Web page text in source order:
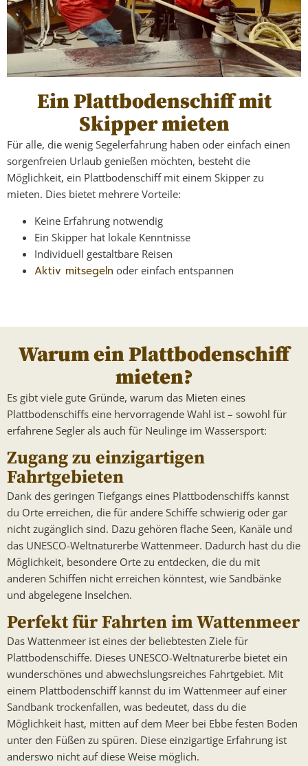
Ein Plattbodenschiff mit
Skipper mieten
Für alle, die wenig Segelerfahrung haben oder einfach einen
sorgenfreien Urlaub genießen möchten, besteht die
Möglichkeit, ein Plattbodenschiff mit einem Skipper zu
mieten. Dies bietet mehrere Vorteile:
Keine Erfahrung notwendig
Ein Skipper hat lokale Kenntnisse
Individuell gestaltbare Reisen
Aktiv mitsegeln oder einfach entspannen
Warum ein Plattbodenschiff
mieten?
Es gibt viele gute Gründe, warum das Mieten eines
Plattbodenschiffs eine hervorragende Wahl ist – sowohl für
erfahrene Segler als auch für Neulinge im Wassersport:
Zugang zu einzigartigen
Fahrtgebieten
Dank des geringen Tiefgangs eines Plattbodenschiffs kannst
du Orte erreichen, die für andere Schiffe schwierig oder gar
nicht zugänglich sind. Dazu gehören flache Seen, Kanäle und
das UNESCO-Weltnaturerbe Wattenmeer. Dadurch hast du die
Möglichkeit, besondere Orte zu entdecken, die du mit
anderen Schiffen nicht erreichen könntest, wie Sandbänke
und abgelegene Inselchen.
Perfekt für Fahrten im Wattenmeer
Das Wattenmeer ist eines der beliebtesten Ziele für
Plattbodenschiffe. Dieses UNESCO-Weltnaturerbe bietet ein
wunderschönes und abwechslungsreiches Fahrtgebiet. Mit
einem Plattbodenschiff kannst du im Wattenmeer auf einer
Sandbank trockenfallen, was bedeutet, dass du die
Möglichkeit hast, mitten auf dem Meer bei Ebbe festen Boden
unter den Füßen zu spüren. Diese einzigartige Erfahrung ist
anderswo nicht auf diese Weise möglich.